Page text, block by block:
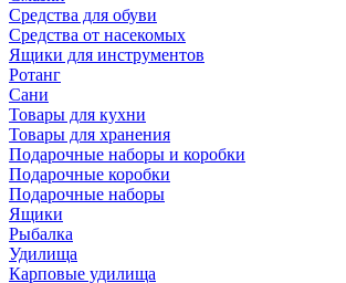
Средства для обуви
Средства от насекомых
Ящики для инструментов
Ротанг
Сани
Товары для кухни
Товары для хранения
Подарочные наборы и коробки
Подарочные коробки
Подарочные наборы
Ящики
Рыбалка
Удилища
Карповые удилища